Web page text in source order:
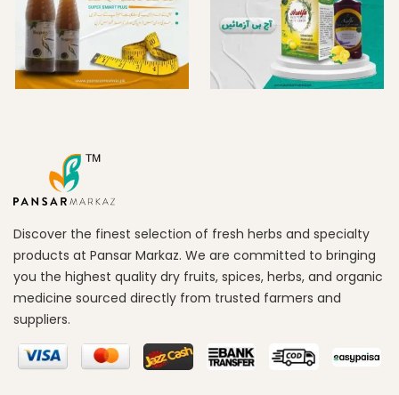
Discover the finest selection of fresh herbs and specialty
products at Pansar Markaz. We are committed to bringing
you the highest quality dry fruits, spices, herbs, and organic
medicine sourced directly from trusted farmers and
suppliers.